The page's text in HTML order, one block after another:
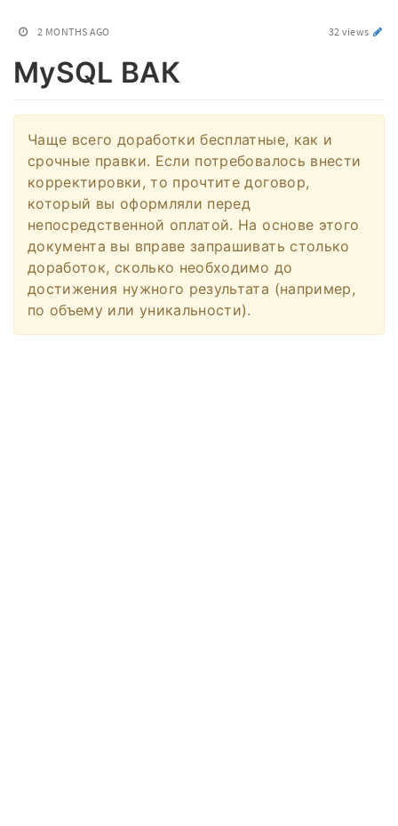
2 MONTHS AGO 32 views
MySQL ВАК
Чаще всего доработки бесплатные, как и
срочные правки. Если потребовалось внести
корректировки, то прочтите договор,
который вы оформляли перед
непосредственной оплатой. На основе этого
документа вы вправе запрашивать столько
доработок, сколько необходимо до
достижения нужного результата (например,
по объему или уникальности).